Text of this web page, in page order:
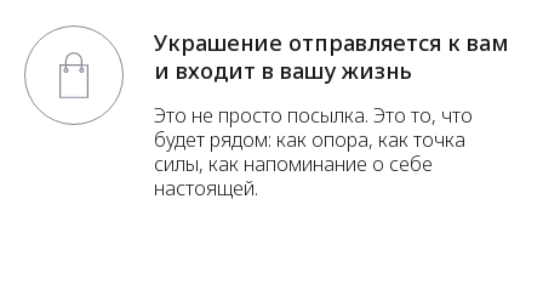
Украшение отправляется к вам
и входит в вашу жизнь
Это не просто посылка. Это то, что
будет рядом: как опора, как точка
силы, как напоминание о себе
настоящей.